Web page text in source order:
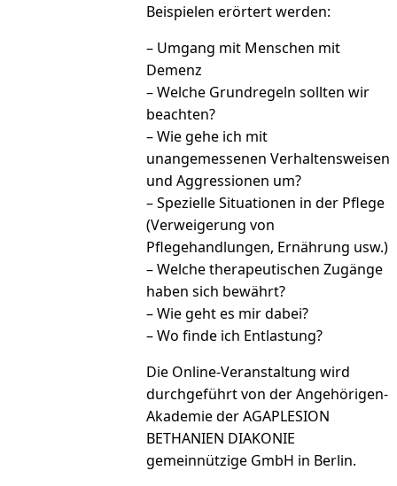
Beispielen erörtert werden:
– Umgang mit Menschen mit
Demenz
– Welche Grundregeln sollten wir
beachten?
– Wie gehe ich mit
unangemessenen Verhaltensweisen
und Aggressionen um?
– Spezielle Situationen in der Pflege
(Verweigerung von
Pflegehandlungen, Ernährung usw.)
– Welche therapeutischen Zugänge
haben sich bewährt?
– Wie geht es mir dabei?
– Wo finde ich Entlastung?
Die Online-Veranstaltung wird
durchgeführt von der Angehörigen-
Akademie der AGAPLESION
BETHANIEN DIAKONIE
gemeinnützige GmbH in Berlin.